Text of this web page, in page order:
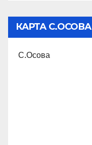
КАРТА С.ОСОВА
С.Осова